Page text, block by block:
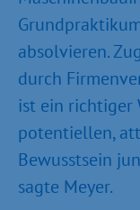
absolvieren.
durch
ist ein richtiger
potentiellen,
Bewusstsein
sagte Meyer.